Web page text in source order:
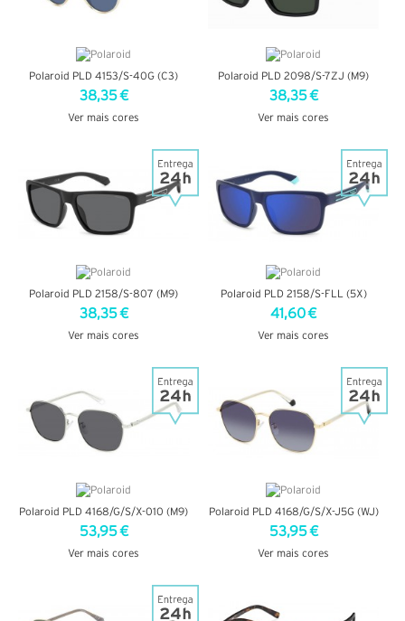
Polaroid PLD 4153/S-40G (C3)
38,35 €
Ver mais cores
Polaroid PLD 2098/S-7ZJ (M9)
38,35 €
Ver mais cores
Polaroid PLD 2158/S-807 (M9)
38,35 €
Ver mais cores
Polaroid PLD 2158/S-FLL (5X)
41,60 €
Ver mais cores
Polaroid PLD 4168/G/S/X-010 (M9)
53,95 €
Ver mais cores
Polaroid PLD 4168/G/S/X-J5G (WJ)
53,95 €
Ver mais cores